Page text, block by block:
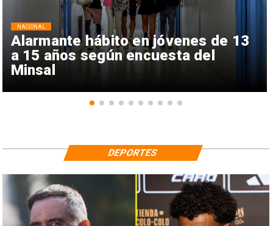
Alarmante hábito en jóvenes de 13
a 15 años según encuesta del
Minsal
NACIONAL
DEPORTES